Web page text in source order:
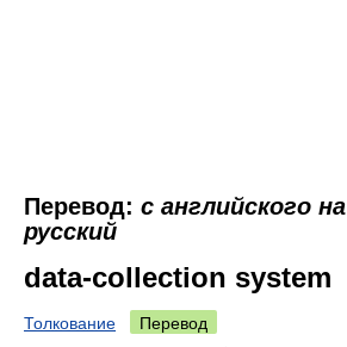
Перевод: с английского на
русский
data-collection system
Толкование Перевод